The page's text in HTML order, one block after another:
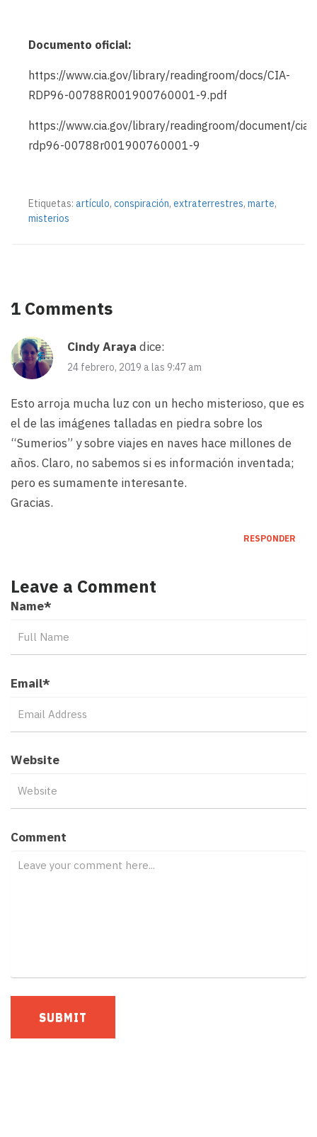
Documento oficial:
https://www.cia.gov/library/readingroom/docs/CIA-
RDP96-00788R001900760001-9.pdf
https://www.cia.gov/library/readingroom/document/cia-
rdp96-00788r001900760001-9
Etiquetas: artículo, conspiración, extraterrestres, marte,
misterios
1 Comments
Cindy Araya dice:
24 febrero, 2019 a las 9:47 am
Esto arroja mucha luz con un hecho misterioso, que es
el de las imágenes talladas en piedra sobre los
“Sumerios” y sobre viajes en naves hace millones de
años. Claro, no sabemos si es información inventada;
pero es sumamente interesante.
Gracias.
RESPONDER
Leave a Comment
Name*
Email*
Website
Comment